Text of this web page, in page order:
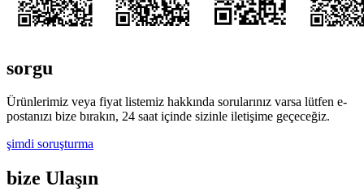
sorgu
Ürünlerimiz veya fiyat listemiz hakkında sorularınız varsa lütfen e-
postanızı bize bırakın, 24 saat içinde sizinle iletişime geçeceğiz.
şimdi soruşturma
bize Ulaşın